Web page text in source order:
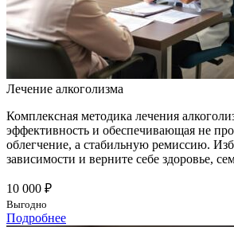
Лечение алкоголизма
Комплексная методика лечения
эффективность и обеспечивающая не
облегчение, а стабильную ремиссию.
зависимости и верните себе здоровье,
10 000 ₽
Выгодно
Подробнее